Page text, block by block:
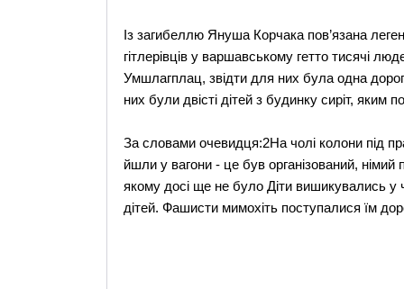
Із загибеллю Януша Корчака пов’язана
гітлерівців у варшавському гетто тисячі
Умшлагплац, звідти для них була одна
них були двісті дітей з будинку сиріт, яким
За словами очевидця:2На чолі колони під
йшли у вагони - це був організований,
якому досі ще не було Діти вишикувались у
дітей. Фашисти мимохіть поступалися їм